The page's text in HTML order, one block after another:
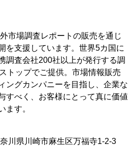
市場調査レポートの販売を通じ
を支援しています。世界5カ国に
調査会社200社以上が発行する調
トップでご提供。市場情報販売
ングカンパニーを目指し、企業な
すべく、お客様にとって真に価値
ます。
川県川崎市麻生区万福寺1-2-3